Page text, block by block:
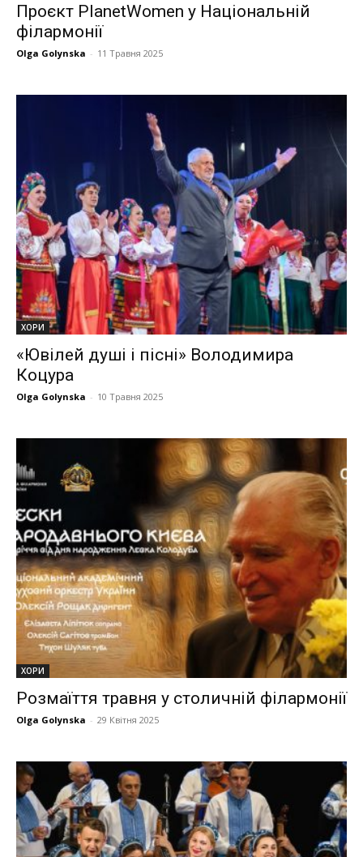
Проєкт PlanetWomen у Національній
філармонії
Olga Golynska - 11 Травня 2025
ХОРИ
«Ювілей душі і пісні» Володимира
Коцура
Olga Golynska - 10 Травня 2025
ХОРИ
Розмаїття травня у столичній філармонії
Olga Golynska - 29 Квітня 2025